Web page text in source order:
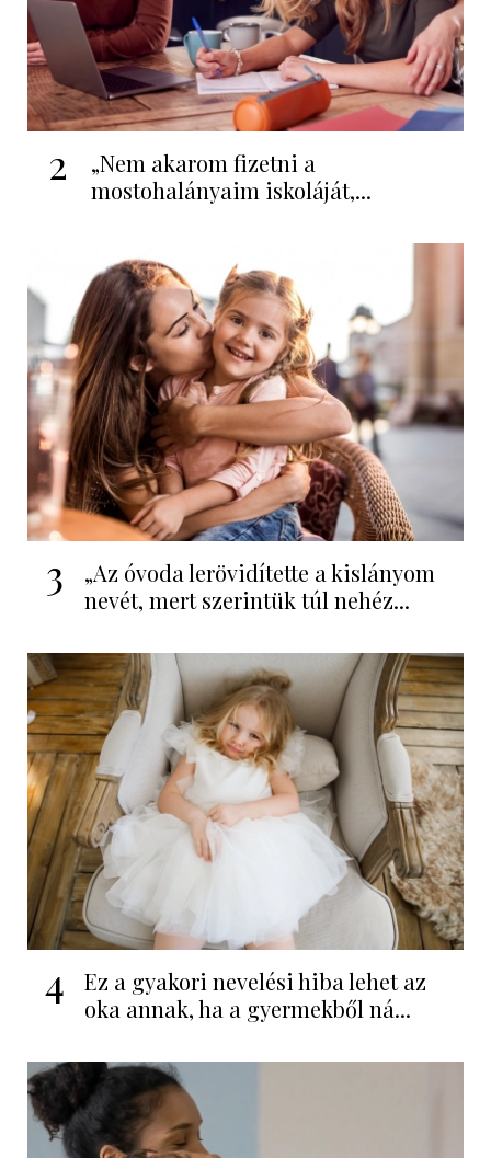
2
„Nem akarom fizetni a
mostohalányaim iskoláját,...
3
„Az óvoda lerövidítette a kislányom
nevét, mert szerintük túl nehéz...
4
Ez a gyakori nevelési hiba lehet az
oka annak, ha a gyermekből ná...